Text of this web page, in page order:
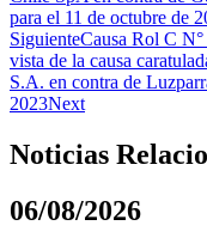
para el 11 de octubre de
SiguienteCausa Rol C
vista de la causa
S.A. en contra de
2023Next
Noticias
06/08/2026